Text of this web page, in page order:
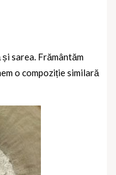
sarea. Frământăm
o compoziție similară